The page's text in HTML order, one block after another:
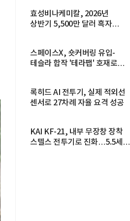
효성비나케미칼, 2026년
상반기 5,500만 달러 흑자
스페이스X, 숏커버링 유입-
테슬라 합작 '테라팹' 호재로
록히드 AI 전투기, 실제 적외선
센서로 27차례 자율 요격 성공
KAI KF-21, 내부 무장창 장착
스텔스 전투기로 진화…5.5세대